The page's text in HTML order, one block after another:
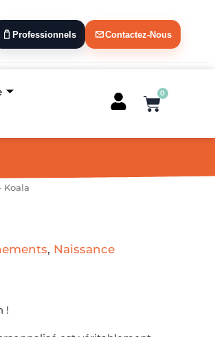
Professionnels Contactez-Nous
0
Panier
, Naissance
!